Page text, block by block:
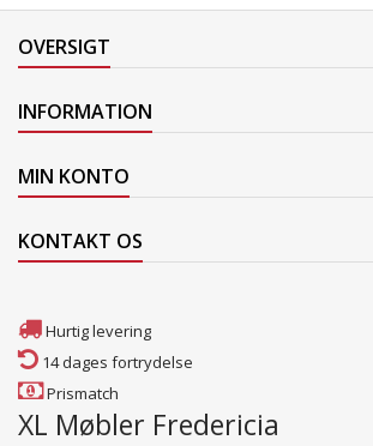
OVERSIGT
INFORMATION
MIN KONTO
KONTAKT OS
Hurtig levering
14 dages fortrydelse
Prismatch
XL Møbler Fredericia